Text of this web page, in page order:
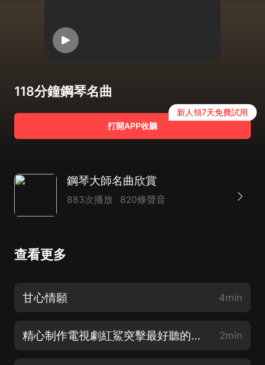
118分鐘鋼琴名曲
打開APP收聽
新人領7天免費試用
鋼琴大師名曲欣賞
883次播放 820條聲音
查看更多
甘心情願 4min
精心制作電視劇紅鯊突擊最好聽的鋼琴背景音樂 2min